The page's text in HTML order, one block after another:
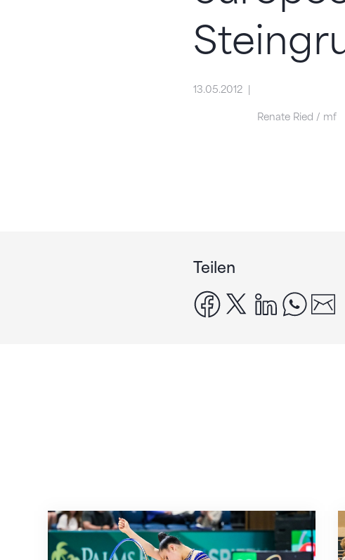
13.05.2012
Renate Ried / mf
Teilen
facebook
x linkedin
Nächster Halt: Weltmeisterschaft